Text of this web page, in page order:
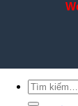
Tìm
kiếm: